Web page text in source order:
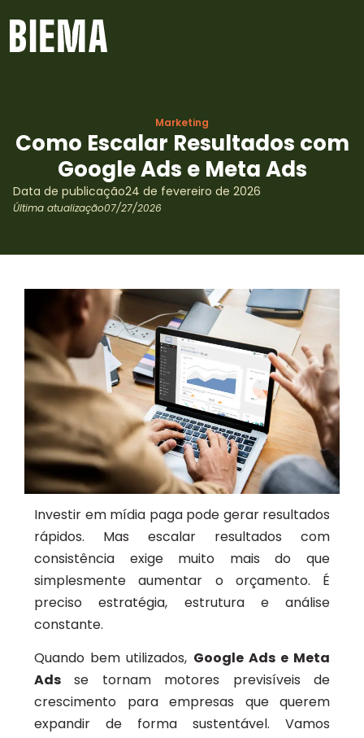
Marketing
Como Escalar Resultados com
Google Ads e Meta Ads
Data de publicação24 de fevereiro de 2026
Última atualização07/27/2026
Investir em mídia paga pode gerar resultados
rápidos. Mas escalar resultados com
consistência exige muito mais do que
simplesmente aumentar o orçamento. É
preciso estratégia, estrutura e análise
constante.
Quando bem utilizados, Google Ads e Meta
Ads se tornam motores previsíveis de
crescimento para empresas que querem
expandir de forma sustentável. Vamos